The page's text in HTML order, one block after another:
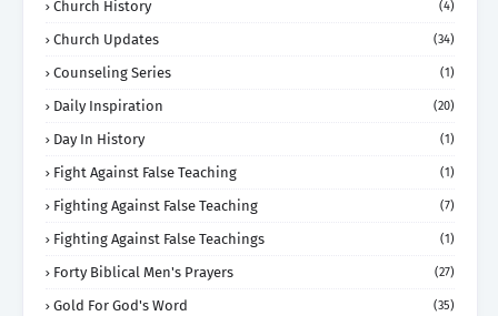
Church History (4)
Church Updates (34)
Counseling Series (1)
Daily Inspiration (20)
Day In History (1)
Fight Against False Teaching (1)
Fighting Against False Teaching (7)
Fighting Against False Teachings (1)
Forty Biblical Men's Prayers (27)
Gold For God's Word (35)